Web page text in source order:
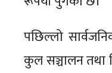
पछिल्लो
कुल सञ्चालन तथा